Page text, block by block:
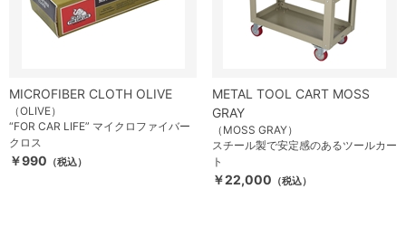
MICROFIBER CLOTH OLIVE
（OLIVE）
“FOR CAR LIFE” マイクロファイバー
クロス
￥990 （税込）
METAL TOOL CART MOSS
GRAY
（MOSS GRAY）
スチール製で安定感のあるツールカー
ト
￥22,000 （税込）